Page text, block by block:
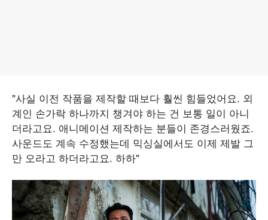
"사실 이전 작품을 제작할 때보다 훨씬 힘들었어요. 외
계인 손가락 하나까지 챙겨야 하는 건 보통 일이 아니
더라고요. 애니메이션 제작하는 분들이 존경스러웠죠.
사운드도 계속 수정했는데 믹싱실에서도 이제 제발 그
만 오라고 하더라고요. 하하"